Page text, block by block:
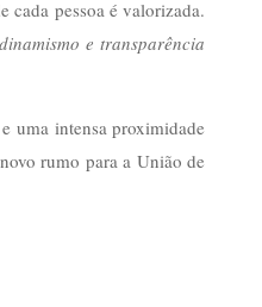
cada pessoa é valorizada.
e transparência
uma intensa proximidade
rumo para a União de